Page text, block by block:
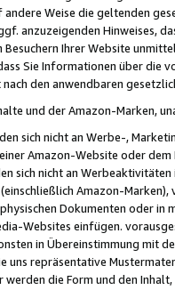
Weise die geltenden
anzuzeigenden Hinweises,
Ihrer Website
Sie Informationen über die
den anwendbaren
und der Amazon-Marken,
sich nicht an Werbe-,
Amazon-Website oder
sich nicht an
Amazon-
Dokumenten oder in
Websites einfügen.
in Übereinstimmung mit
uns repräsentative
werden die Form und den